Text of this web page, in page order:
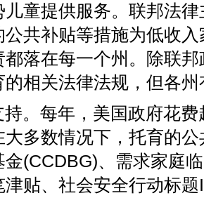
童提供服务。联邦法律
公共补贴等措施为低收
都落在每一个州。除联
的相关法律法规，但各
持。每年，美国政府花
大多数情况下，托育的
金(CCDBG)、需求家庭
津贴、社会安全行动标